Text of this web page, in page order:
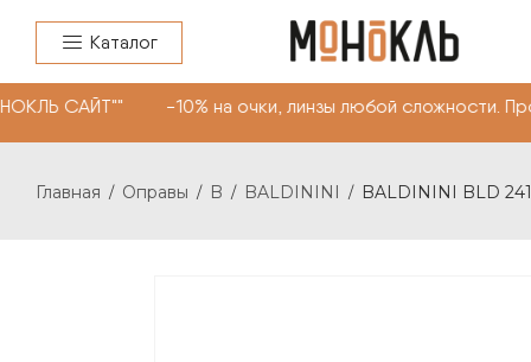
Каталог
САЙТ"" -10% на очки, линзы любой
Главная / Оправы / B / BALDININI / BALDININI BLD